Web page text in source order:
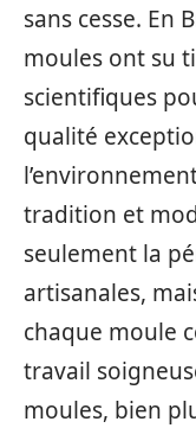
sans cesse. En
moules ont su
scientifiques
qualité
tradition et
seulement la
artisanales,
chaque moule
travail
moules, bien